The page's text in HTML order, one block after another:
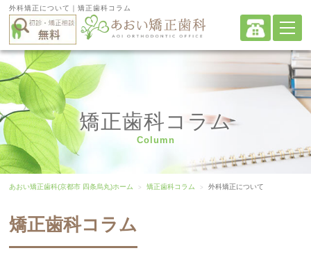
外科矯正について｜矯正歯科コラム
矯正歯科コラム
Column
あおい矯正歯科(京都市 四条烏丸)ホーム 矯正歯科コラム 外科矯正について
矯正歯科コラム